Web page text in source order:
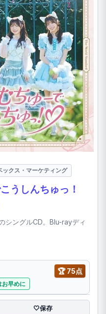
ックス・マーケティング
うしんちゅっ！
シングルCD。Blu-rayディ
🏆75点
お早めに
🤍保存